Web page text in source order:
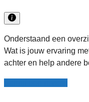
Onderstaand een
Wat is jouw ervaring
achter en help andere